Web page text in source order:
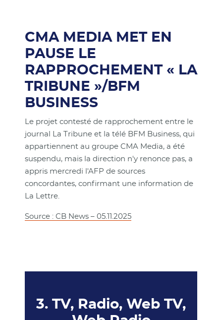
CMA MEDIA MET EN
PAUSE LE
RAPPROCHEMENT « LA
TRIBUNE »/BFM
BUSINESS
Le projet contesté de rapprochement entre le
journal La Tribune et la télé BFM Business, qui
appartiennent au groupe CMA Media, a été
suspendu, mais la direction n'y renonce pas, a
appris mercredi l'AFP de sources
concordantes, confirmant une information de
La Lettre.
Source : CB News – 05.11.2025
3. TV, Radio, Web TV,